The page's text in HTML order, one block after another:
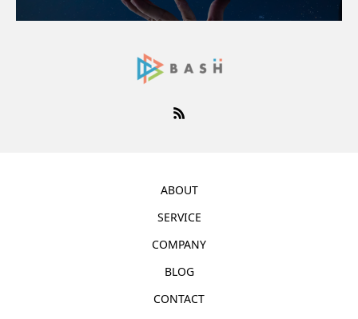
ABOUT
SERVICE
COMPANY
BLOG
CONTACT